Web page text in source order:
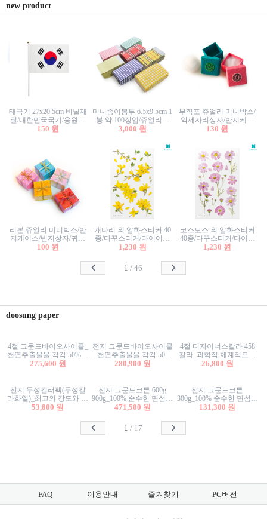
new product
태극기 27x20.5cm 비닐재
질/대한민국국기/응원깃
발/행사깃발
150 원
미니종이봉투 6.5x9.5cm 1
봉 약 100장입/쥬얼리봉
투/증명사진봉투/악세사
3,000 원
부직포 쥬얼리 미니박스/
악세사리상자/반지케이
스/반지상자/귀걸이상자/
130 원
리본 쥬얼리 미니박스/반
지케이스/반지상자/귀걸
이상자/귀걸이박스/악세
100 원
개나리 외 압화스티커 40
종/다꾸스티커/다이어리
꾸미기/꽃스티커/자연물
1,230 원
코스모스 외 압화스티커
40종/다꾸스티커/다이어
리꾸미기/꽃스티커/자연
1,230 원
1 /46
doosung paper
4절 그문드바이오사이클_
천연추출물을 각각 50%이
상 함유한 친환경그래픽
275,600 원
전지 그문드바이오사이클
_천연추출물을 각각 50%
이상 함유한 친환경그래
280,900 원
4절 디자이너스칼라 458
칼라_과학적,체계적으로
분류된 200색을 갖춘 색지
26,800 원
전지 두성컬러팩(두성칼
라화일)_최고의 강도와 평
활성을 지닌 다양한 컬러
53,800 원
전지 그문드코튼 600g
900g_100% 순수한 면섬유
로 만든 친환경프리미엄
471,500 원
전지 그문드코튼
300g_100% 순수한 면섬유
로 만든 친환경프리미엄
131,300 원
1 / 17
FAQ 이용안내 즐겨찾기 PC버전